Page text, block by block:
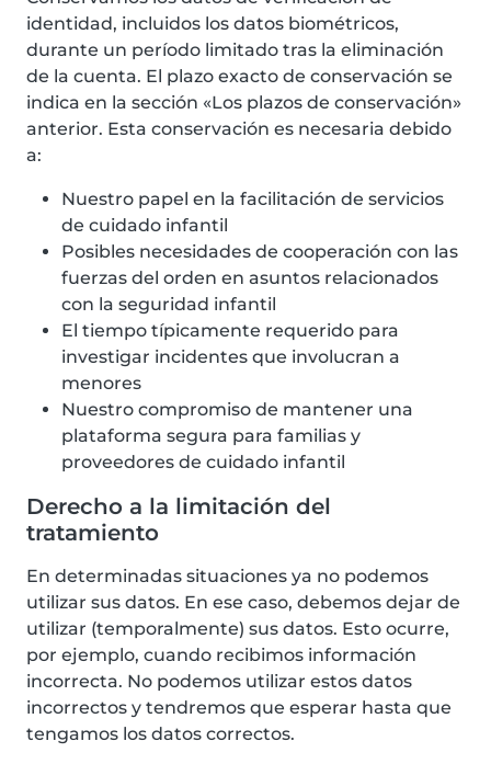
identidad, incluidos los datos biométricos,
durante un período limitado tras la eliminación
de la cuenta. El plazo exacto de conservación se
indica en la sección «Los plazos de conservación»
anterior. Esta conservación es necesaria debido
a:
Nuestro papel en la facilitación de servicios
de cuidado infantil
Posibles necesidades de cooperación con las
fuerzas del orden en asuntos relacionados
con la seguridad infantil
El tiempo típicamente requerido para
investigar incidentes que involucran a
menores
Nuestro compromiso de mantener una
plataforma segura para familias y
proveedores de cuidado infantil
Derecho a la limitación del
tratamiento
En determinadas situaciones ya no podemos
utilizar sus datos. En ese caso, debemos dejar de
utilizar (temporalmente) sus datos. Esto ocurre,
por ejemplo, cuando recibimos información
incorrecta. No podemos utilizar estos datos
incorrectos y tendremos que esperar hasta que
tengamos los datos correctos.